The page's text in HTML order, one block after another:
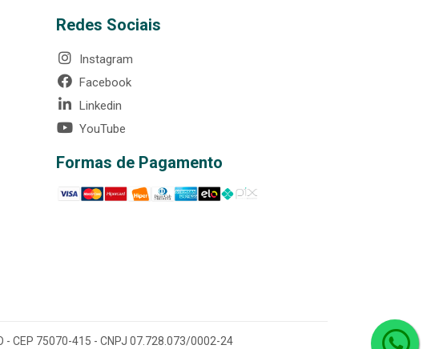
Redes Sociais
Instagram
Facebook
Linkedin
YouTube
Formas de Pagamento
CEP 75070-415 - CNPJ 07.728.073/0002-24